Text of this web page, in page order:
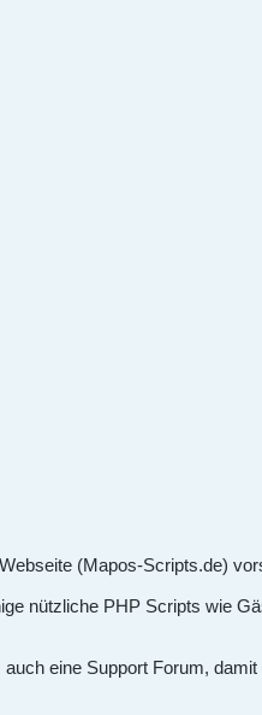
(Mapos-Scripts.de)
nützliche PHP Scripts wie
eine Support Forum,